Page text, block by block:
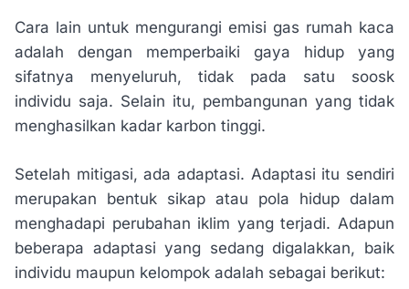
Cara lain untuk mengurangi emisi gas rumah kaca
adalah dengan memperbaiki gaya hidup yang
sifatnya menyeluruh, tidak pada satu soosk
individu saja. Selain itu, pembangunan yang tidak
menghasilkan kadar karbon tinggi.
Setelah mitigasi, ada adaptasi. Adaptasi itu sendiri
merupakan bentuk sikap atau pola hidup dalam
menghadapi perubahan iklim yang terjadi. Adapun
beberapa adaptasi yang sedang digalakkan, baik
individu maupun kelompok adalah sebagai berikut: